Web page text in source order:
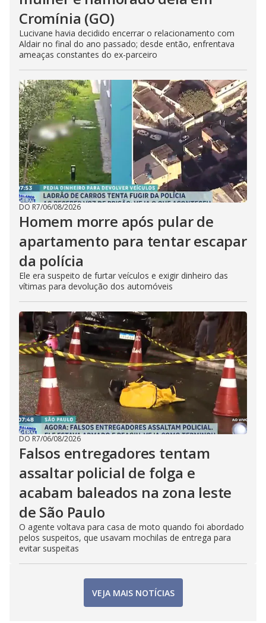
Cromínia (GO)
Lucivane havia decidido encerrar o relacionamento com
Aldair no final do ano passado; desde então, enfrentava
ameaças constantes do ex-parceiro
DO R7/06/08/2026
Homem morre após pular de
apartamento para tentar escapar
da polícia
Ele era suspeito de furtar veículos e exigir dinheiro das
vítimas para devolução dos automóveis
DO R7/06/08/2026
Falsos entregadores tentam
assaltar policial de folga e
acabam baleados na zona leste
de São Paulo
O agente voltava para casa de moto quando foi abordado
pelos suspeitos, que usavam mochilas de entrega para
evitar suspeitas
VEJA MAIS NOTÍCIAS